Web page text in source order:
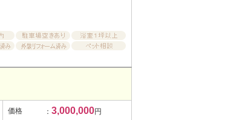
価格 ： 3,000,000円